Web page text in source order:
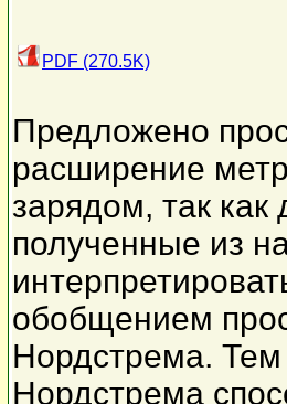
PDF (270.5K)
Предложено
расширение
зарядом, так
полученные из
обобщением
Нордстрема.
Нордстрема